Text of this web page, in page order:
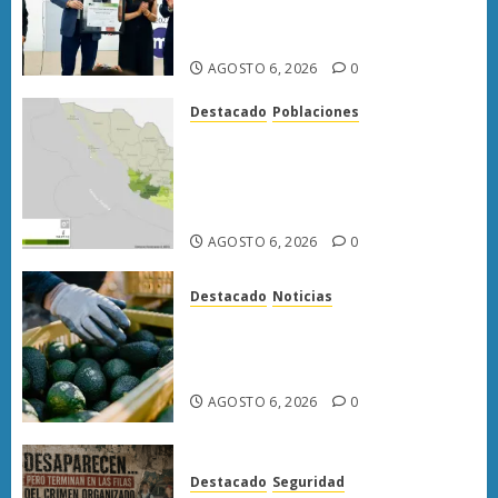
AGOSTO 6, 2026 0
Destacado Poblaciones
AGOSTO 6, 2026 0
Destacado Noticias
AGOSTO 6, 2026 0
Destacado Seguridad